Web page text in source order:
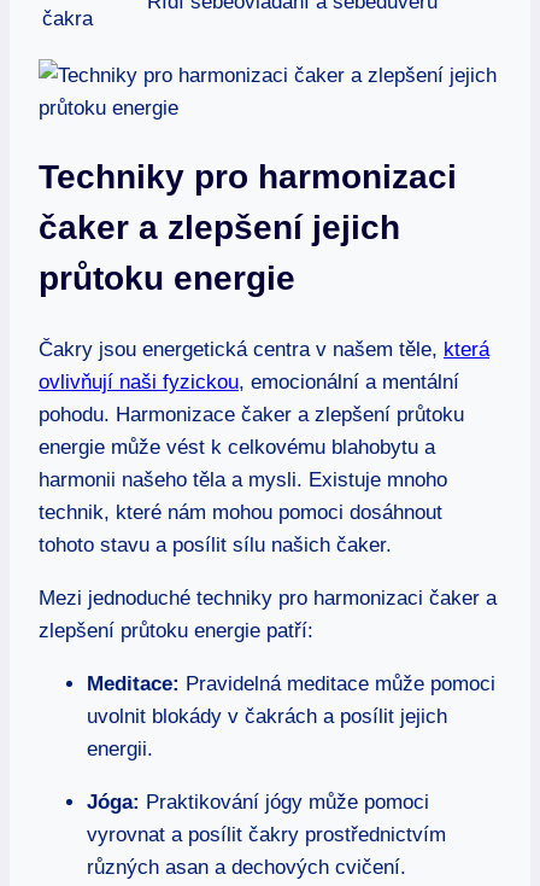
čakra
Techniky pro harmonizaci
čaker a zlepšení jejich
průtoku energie
Čakry jsou energetická centra v našem těle, která
ovlivňují naši fyzickou, emocionální a mentální
pohodu. Harmonizace čaker a zlepšení průtoku
energie může vést k celkovému blahobytu a
harmonii našeho těla a mysli. Existuje mnoho
technik, které nám mohou pomoci dosáhnout
tohoto stavu a posílit sílu našich čaker.
Mezi jednoduché techniky pro harmonizaci čaker a
zlepšení průtoku energie patří:
Meditace: Pravidelná meditace může pomoci
uvolnit blokády v čakrách a posílit jejich
energii.
Jóga: Praktikování jógy může pomoci
vyrovnat a posílit čakry prostřednictvím
různých asan a dechových cvičení.